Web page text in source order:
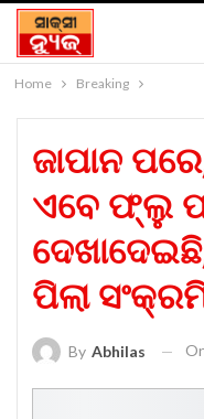
Home Breaking
ଜାପାନ
ଏବେ ଫ୍ଲୁ
ପିଲା
By Abhilas